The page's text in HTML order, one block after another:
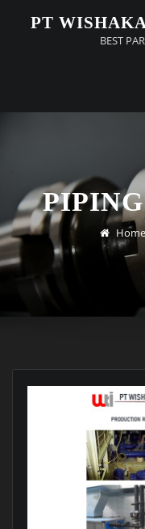
PT
BEST
Home